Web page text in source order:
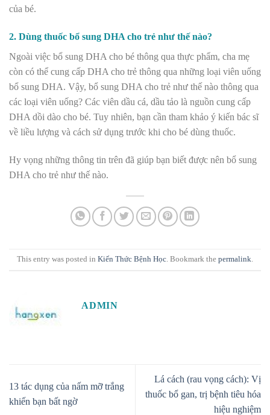
của bé.
2. Dùng thuốc bổ sung DHA cho trẻ như thế nào?
Ngoài việc bổ sung DHA cho bé thông qua thực phẩm, cha mẹ
còn có thể cung cấp DHA cho trẻ thông qua những loại viên uống
bổ sung DHA. Vậy, bổ sung DHA cho trẻ như thế nào thông qua
các loại viên uống? Các viên dầu cá, dầu tảo là nguồn cung cấp
DHA dồi dào cho bé. Tuy nhiên, bạn cần tham khảo ý kiến bác sĩ
về liều lượng và cách sử dụng trước khi cho bé dùng thuốc.
Hy vọng những thông tin trên đã giúp bạn biết được nên bổ sung
DHA cho trẻ như thế nào.
This entry was posted in Kiến Thức Bệnh Học. Bookmark the permalink.
ADMIN
13 tác dụng của nấm mỡ trắng
khiến bạn bất ngờ
Lá cách (rau vọng cách): Vị
thuốc bổ gan, trị bệnh tiêu hóa
hiệu nghiệm